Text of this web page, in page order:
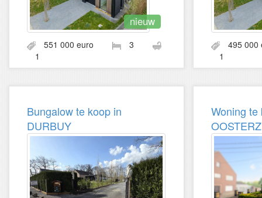
nieuw
551 000 euro
3
1
495
1
Bungalow te koop in
DURBUY
Woning te